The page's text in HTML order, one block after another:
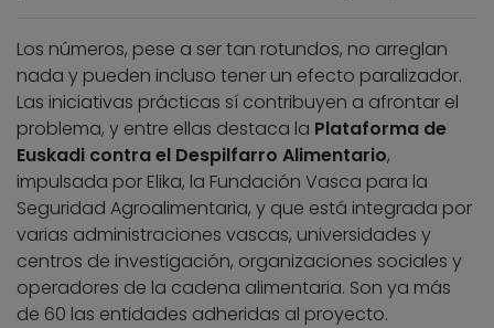
Los números, pese a ser tan rotundos, no arreglan
nada y pueden incluso tener un efecto paralizador.
Las iniciativas prácticas sí contribuyen a afrontar el
problema, y entre ellas destaca la Plataforma de
Euskadi contra el Despilfarro Alimentario,
impulsada por Elika, la Fundación Vasca para la
Seguridad Agroalimentaria, y que está integrada por
varias administraciones vascas, universidades y
centros de investigación, organizaciones sociales y
operadores de la cadena alimentaria. Son ya más
de 60 las entidades adheridas al proyecto.